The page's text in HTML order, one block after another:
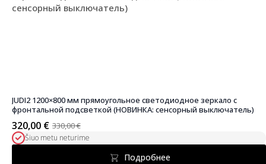
JUDI2 1200×800 мм прямоугольное светодиодное зеркало с
фронтальной подсветкой (НОВИНКА: сенсорный выключатель)
330,00€
Первоначальная
цена
320,00 €
Текущая
цена:Šiuo metu neturime
Подробнее